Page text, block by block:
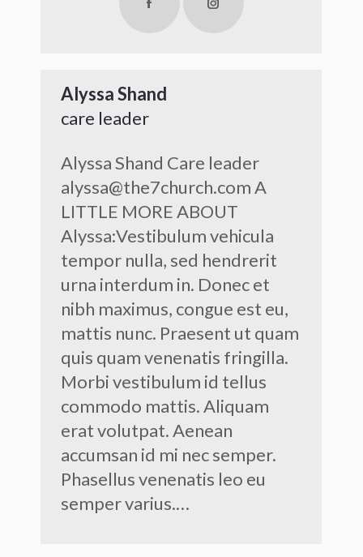
FacebookInstagram
Alyssa Shand
care leader
Alyssa Shand Care leader
alyssa@the7church.com A
LITTLE MORE ABOUT
Alyssa:Vestibulum vehicula
tempor nulla, sed hendrerit
urna interdum in. Donec et
nibh maximus, congue est eu,
mattis nunc. Praesent ut quam
quis quam venenatis fringilla.
Morbi vestibulum id tellus
commodo mattis. Aliquam
erat volutpat. Aenean
accumsan id mi nec semper.
Phasellus venenatis leo eu
semper varius.…